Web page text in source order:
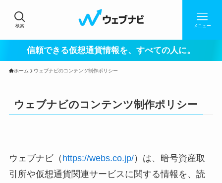
検索 メニュー
信頼できる仮想通貨情報を、すべての人に。
ホーム ウェブナビのコンテンツ制作ポリシー
ウェブナビのコンテンツ制作ポリシー
ウェブナビ（ https://webs.co.jp/）は、暗号資産取
引所や仮想通貨関連サービスに関する情報を、読